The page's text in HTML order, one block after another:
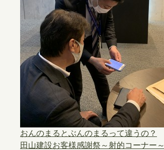
おんのまるとぶんのまるって違うの？
田山建設お客様感謝祭～射的コーナー～